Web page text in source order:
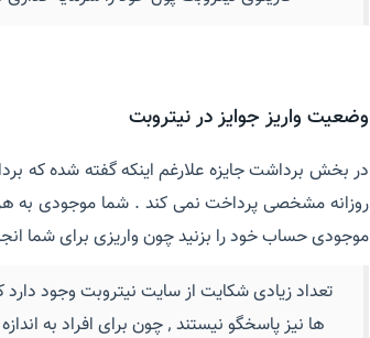
وضعیت واریز جوایز در نیتروبت
در بخش برداشت جایزه علارغم اینکه گفته شده که
روزانه مشخصی پرداخت نمی کند . شما موجودی به هر
موجودی حساب خود را بزنید چون واریزی برای شما
تعداد زیادی شکایت از سایت نیتروبت وجود
ها نیز پاسخگو نیستند ٬